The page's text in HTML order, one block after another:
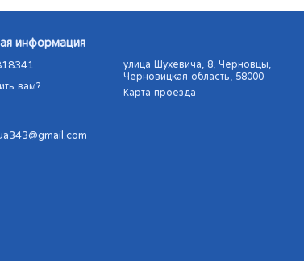
информация
вам?
улица Шухевича, 8, Черновцы,
Черновицкая область, 58000
Карта проезда